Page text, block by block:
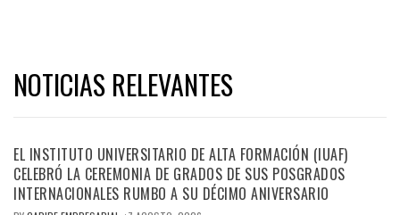
NOTICIAS RELEVANTES
EL INSTITUTO UNIVERSITARIO DE ALTA FORMACIÓN (IUAF)
CELEBRÓ LA CEREMONIA DE GRADOS DE SUS POSGRADOS
INTERNACIONALES RUMBO A SU DÉCIMO ANIVERSARIO